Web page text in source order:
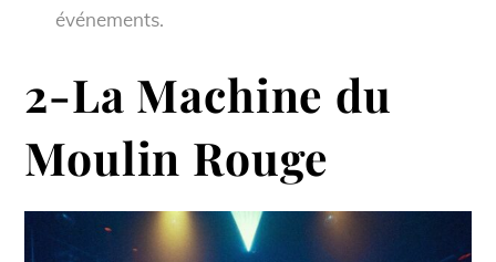
événements.
2-La Machine du
Moulin Rouge